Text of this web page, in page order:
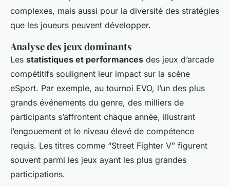
complexes, mais aussi pour la diversité des stratégies
que les joueurs peuvent développer.
Analyse des jeux dominants
Les statistiques et performances des jeux d’arcade
compétitifs soulignent leur impact sur la scène
eSport. Par exemple, au tournoi EVO, l’un des plus
grands événements du genre, des milliers de
participants s’affrontent chaque année, illustrant
l’engouement et le niveau élevé de compétence
requis. Les titres comme “Street Fighter V” figurent
souvent parmi les jeux ayant les plus grandes
participations.